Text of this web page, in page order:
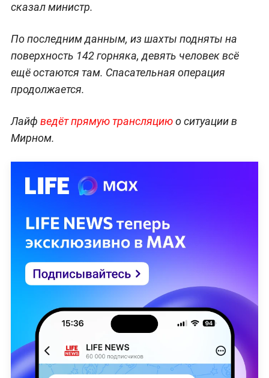
сказал министр.
По последним данным, из шахты подняты на
поверхность 142 горняка, девять человек всё
ещё остаются там. Спасательная операция
продолжается.
Лайф ведёт прямую трансляциюо ситуации в
Мирном.